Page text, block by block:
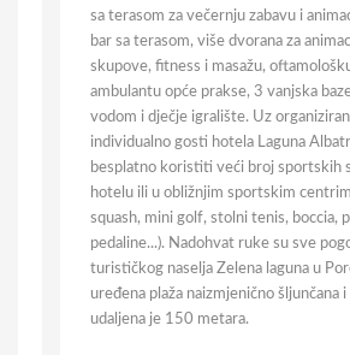
sa terasom za večernju zabavu i
bar sa terasom, više dvorana za
skupove, fitness i masažu,
ambulantu opće prakse, 3 vanjska
vodom i dječje igralište. Uz
individualno gosti hotela Laguna
besplatno koristiti veći broj sportskih
hotelu ili u obližnjim sportskim
squash, mini golf, stolni tenis, boccia,
pedaline...). Nadohvat ruke su sve
turističkog naselja Zelena laguna u
uređena plaža naizmjenično šljunčana
udaljena je 150 metara.